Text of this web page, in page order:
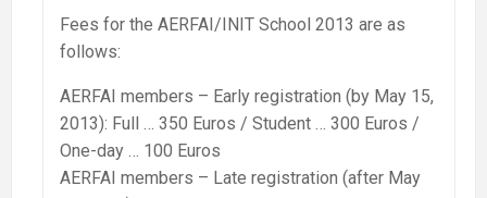
Fees for the AERFAI/INIT School 2013 are as
follows:
AERFAI members – Early registration (by May 15,
2013): Full … 350 Euros / Student … 300 Euros /
One-day … 100 Euros
AERFAI members – Late registration (after May